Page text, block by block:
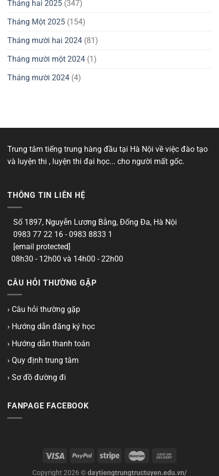
Tháng hai 2025 (347)
Tháng Một 2025 (154)
Tháng mười hai 2024 (81)
Tháng mười một 2024 (1)
Tháng mười 2024 (4)
Trung tâm tiếng trung hàng đầu tại Hà Nội về việc đào tạo
và luyện thi , luyện thi đại học... cho người mất gốc.
THÔNG TIN LIÊN HỆ
Số 1897, Nguyễn Lương Bằng, Đống Đa, Hà Nội
0983 77 22 16 - 0983 8833 1
[email protected]
08h30 - 12h00 và 14h00 - 22h00
CÂU HỎI THƯỜNG GẶP
› Câu hỏi thường gặp
› Hướng dẫn đăng ký học
› Hướng dẫn thanh toán
› Quy định trung tâm
› Sơ đồ đường đi
FANPAGE FACEBOOK
Copyright 2026 ©daytiengtrungtructuyen.edu.vn/